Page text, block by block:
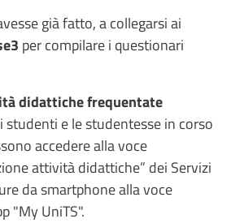
già fatto, a collegarsi ai
per compilare i questionari
didattiche frequentate
studenti e le studentesse in corso
accedere alla voce
attività didattiche” dei Servizi
da smartphone alla voce
"My UniTS".